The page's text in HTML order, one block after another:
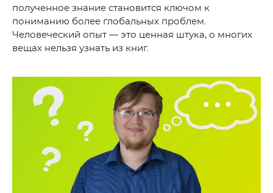
полученное знание становится ключом к
пониманию более глобальных проблем.
Человеческий опыт — это ценная штука, о многих
вещах нельзя узнать из книг.